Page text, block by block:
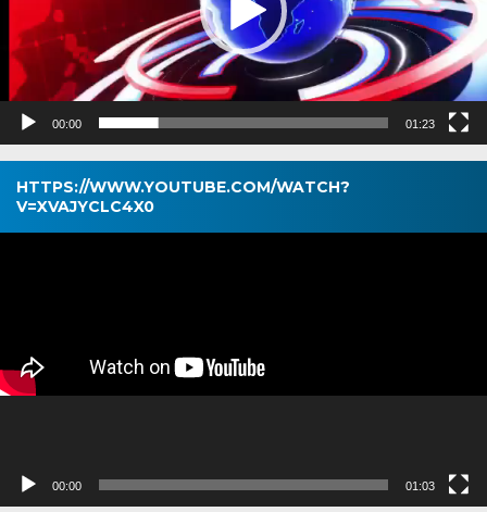
00:00 01:23
HTTPS://WWW.YOUTUBE.COM/WATCH?
V=XVAJYCLC4X0
Pemutar
00:00 01:03